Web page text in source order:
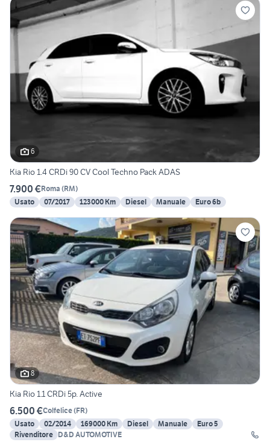
6
Kia Rio 1.4 CRDi 90 CV Cool Techno Pack ADAS
7.900 €Roma (RM)
Usato
07/2017 123000 Km Diesel Manuale Euro 6b
8
Kia Rio 1.1 CRDi 5p. Active
6.500 €Colfelice(FR)
Usato
02/2014 169000 Km Diesel Manuale
Euro 5
Rivenditore D&D AUTOMOTIVE